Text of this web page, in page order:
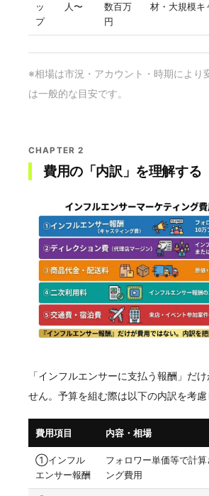
ッ
プ
人〜
数百万
円
材・大規模キ
※相場は市況・アカウント・時期により
は一般的な目安です。
CHAPTER 2
費用の「内訳」を理解する
「インフルエンサーに支払う報酬」だ
せん。予算を組む際は以下の内訳を考慮
費用項目 内容・相場
①インフル
エンサー報酬
フォロワー単価等で計
ング費用